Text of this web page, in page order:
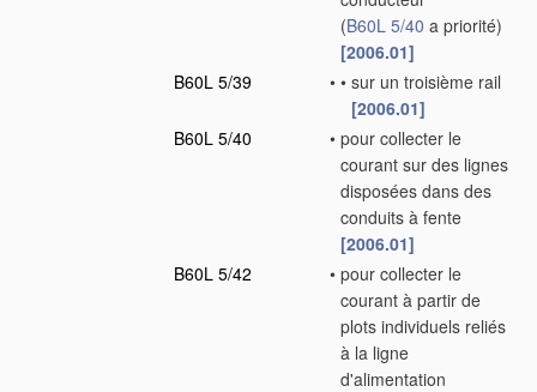
(B60L 5/40 a priorité)
[2006.01]
B60L 5/39
• • sur un troisième rail
[2006.01]
B60L 5/40
• pour collecter le
courant sur des lignes
disposées dans des
conduits à fente
[2006.01]
B60L 5/42
• pour collecter le
courant à partir de
plots individuels reliés
à la ligne
d'alimentation